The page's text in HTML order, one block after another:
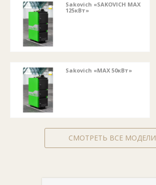
Sakovich «SAKOVICH MAX
125кВт»
Sakovich «MAX 50кВт»
СМОТРЕТЬ ВСЕ МОДЕЛИ